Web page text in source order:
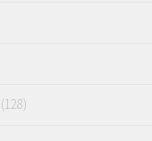
(128)